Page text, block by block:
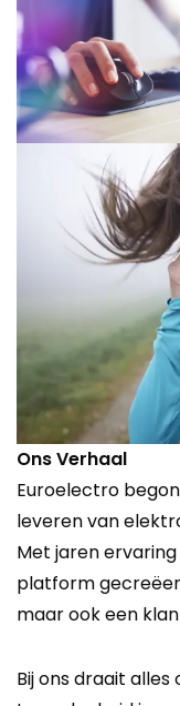
Ons Verhaal
Euroelectro
leveren van
Met jaren
platform
maar ook een
Bij ons draait alles